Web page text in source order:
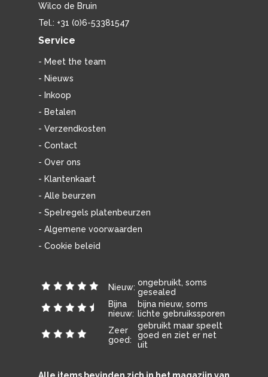
Wilco de Bruin
Tel.: +31 (0)6-53381547
Service
- Meet the team
- Nieuws
- Inkoop
- Betalen
- Verzendkosten
- Contact
- Over ons
- Klantenkaart
- Alle beurzen
- Spelregels platenbeurzen
- Algemene voorwaarden
- Cookie beleid
Nieuw: ongebruikt, soms
gesealed
Bijna
nieuw:
bijna nieuw, soms
lichte gebruikssporen
Zeer
goed:
gebruikt maar speelt
goed en ziet er net
uit